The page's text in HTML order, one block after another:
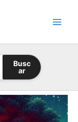
Busc
ar